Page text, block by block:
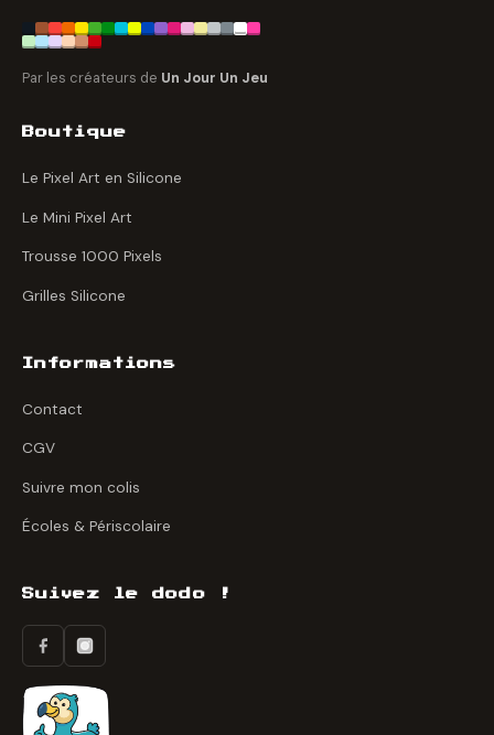
Par les créateurs de Un Jour Un Jeu
Boutique
Le Pixel Art en Silicone
Le Mini Pixel Art
Trousse 1000 Pixels
Grilles Silicone
Informations
Contact
CGV
Suivre mon colis
Écoles & Périscolaire
Suivez le dodo !